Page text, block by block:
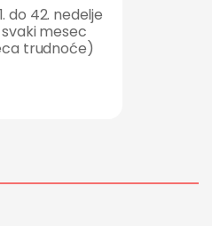
do 42. nedelje
mesec
trudnoće)